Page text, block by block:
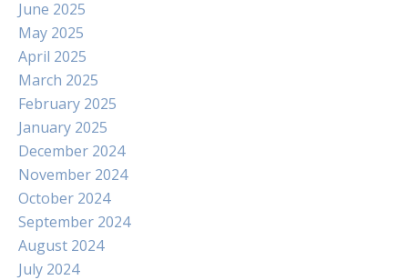
June 2025
May 2025
April 2025
March 2025
February 2025
January 2025
December 2024
November 2024
October 2024
September 2024
August 2024
July 2024